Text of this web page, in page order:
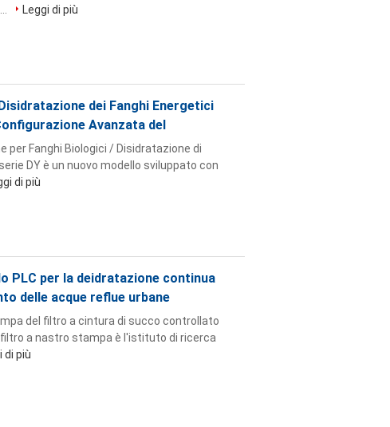
Leggi di più
dei Fanghi Energetici
Avanzata del
per Fanghi Biologici / Disidratazione di
DY è un nuovo modello sviluppato con
di più
PLC per la deidratazione continua
delle acque reflue urbane
del filtro a cintura di succo controllato
filtro a nastro stampa è l'istituto di ricerca
di più